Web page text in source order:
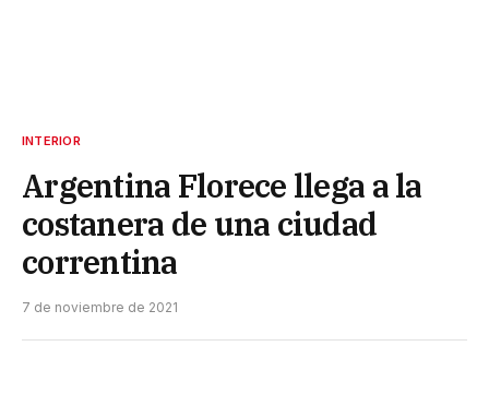
INTERIOR
Argentina Florece llega a la
costanera de una ciudad
correntina
7 de noviembre de 2021